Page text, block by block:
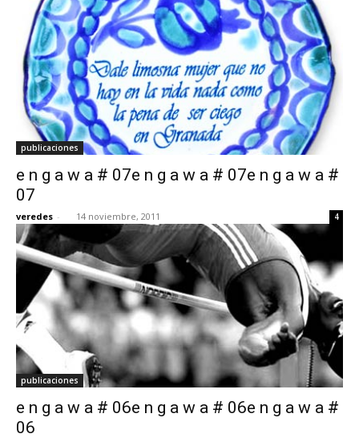
publicaciones
e n g a w a # 07e n g a w a # 07e n g a w a #
07
veredes - 14 noviembre, 2011 4
publicaciones
e n g a w a # 06e n g a w a # 06e n g a w a #
06